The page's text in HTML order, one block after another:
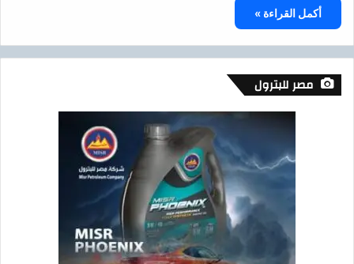
أكمل القراءة »
مصر للبترول